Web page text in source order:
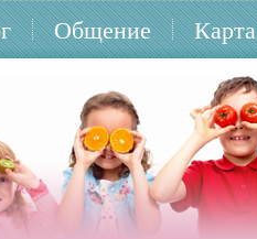
Общение Карта